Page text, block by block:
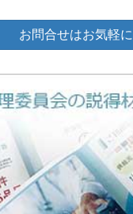
お問合せはお気軽に